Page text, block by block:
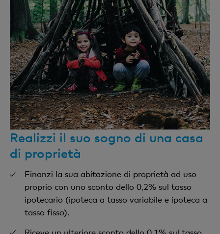
Realizzi il suo sogno di una casa
di proprietà
Finanzi la sua abitazione di proprietà ad uso
proprio con uno sconto dello 0,2% sul tasso
ipotecario (ipoteca a tasso variabile e ipoteca a
tasso fisso).